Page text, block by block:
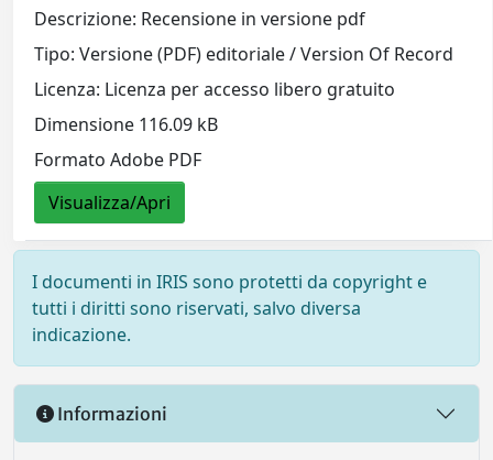
Descrizione: Recensione in versione pdf
Tipo: Versione (PDF) editoriale / Version Of Record
Licenza: Licenza per accesso libero gratuito
Dimensione 116.09 kB
Formato Adobe PDF
Visualizza/Apri
I documenti in IRIS sono protetti da copyright e
tutti i diritti sono riservati, salvo diversa
indicazione.
Informazioni